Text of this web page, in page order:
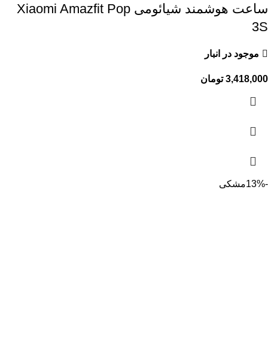
ساعت هوشمند شیائومی Xiaomi Amazfit Pop
3S
موجود در انبار
3,418,000 تومان
-13% مشکی